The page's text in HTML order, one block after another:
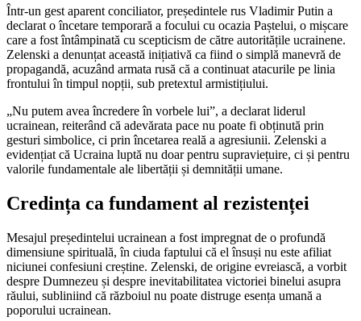
Într-un gest aparent conciliator, președintele rus Vladimir Putin a
declarat o încetare temporară a focului cu ocazia Paștelui, o mișcare
care a fost întâmpinată cu scepticism de către autoritățile ucrainene.
Zelenski a denunțat această inițiativă ca fiind o simplă manevră de
propagandă, acuzând armata rusă că a continuat atacurile pe linia
frontului în timpul nopții, sub pretextul armistițiului.
„Nu putem avea încredere în vorbele lui”, a declarat liderul
ucrainean, reiterând că adevărata pace nu poate fi obținută prin
gesturi simbolice, ci prin încetarea reală a agresiunii. Zelenski a
evidențiat că Ucraina luptă nu doar pentru supraviețuire, ci și pentru
valorile fundamentale ale libertății și demnității umane.
Credința ca fundament al rezistenței
Mesajul președintelui ucrainean a fost impregnat de o profundă
dimensiune spirituală, în ciuda faptului că el însuși nu este afiliat
niciunei confesiuni creștine. Zelenski, de origine evreiască, a vorbit
despre Dumnezeu și despre inevitabilitatea victoriei binelui asupra
răului, subliniind că războiul nu poate distruge esența umană a
poporului ucrainean.